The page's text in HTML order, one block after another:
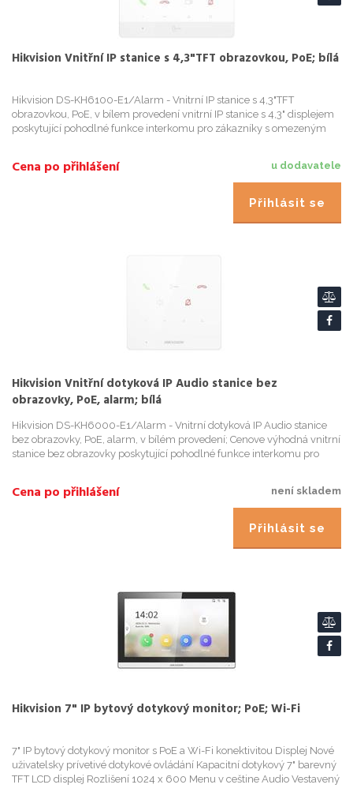
Hikvision Vnitřní IP stanice s 4,3"TFT obrazovkou, PoE; bílá
Hikvision DS-KH6100-E1/Alarm - Vnitrní IP stanice s 4,3"TFT
obrazovkou, PoE, v bílem provedení vnitrní IP stanice s 4,3" displejem
poskytující pohodlné funkce interkomu pro zákazníky s omezeným
u dodavatele
Cena po přihlášení
Přihlásit se
Hikvision Vnitřní dotyková IP Audio stanice bez
obrazovky, PoE, alarm; bílá
Hikvision DS-KH6000-E1/Alarm - Vnitrní dotyková IP Audio stanice
bez obrazovky, PoE, alarm, v bílém provedení; Cenove výhodná vnitrní
stanice bez obrazovky poskytující pohodlné funkce interkomu pro
není skladem
Cena po přihlášení
Přihlásit se
Hikvision 7" IP bytový dotykový monitor; PoE; Wi-Fi
7" IP bytový dotykový monitor s PoE a Wi-Fi konektivitou Displej Nové
uživatelsky prívetivé dotykové ovládání Kapacitní dotykový 7" barevný
TFT LCD displej Rozlišení 1024 x 600 Menu v ceštine Audio Vestavený